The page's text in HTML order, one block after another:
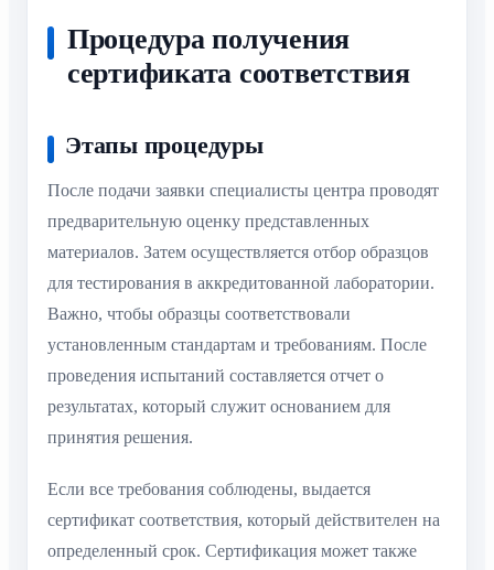
Процедура получения
сертификата соответствия
Этапы процедуры
После подачи заявки специалисты центра проводят
предварительную оценку представленных
материалов. Затем осуществляется отбор образцов
для тестирования в аккредитованной лаборатории.
Важно, чтобы образцы соответствовали
установленным стандартам и требованиям. После
проведения испытаний составляется отчет о
результатах, который служит основанием для
принятия решения.
Если все требования соблюдены, выдается
сертификат соответствия, который действителен на
определенный срок. Сертификация может также